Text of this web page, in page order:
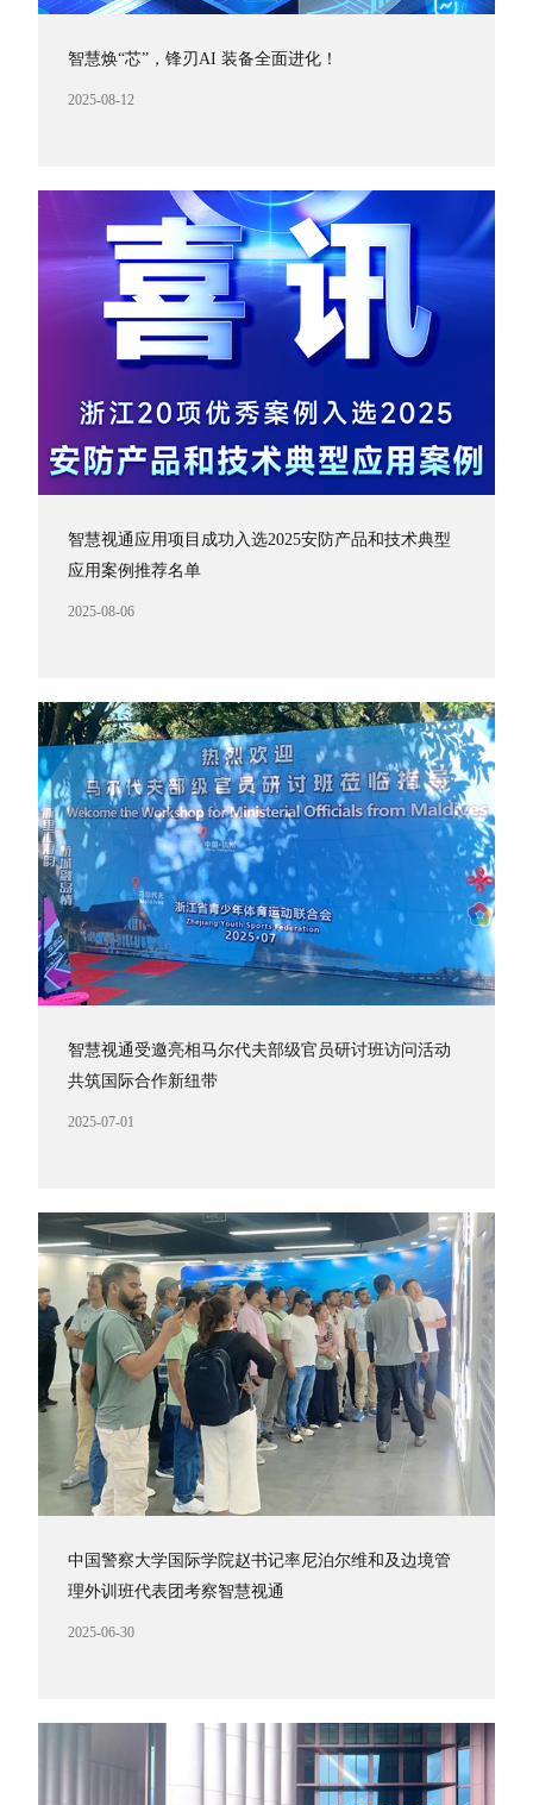
智慧焕“芯”，锋刃AI 装备全面进化！
2025-08-12
智慧视通应用项目成功入选2025安防产品和技术典型
应用案例推荐名单
2025-08-06
智慧视通受邀亮相马尔代夫部级官员研讨班访问活动
共筑国际合作新纽带
2025-07-01
中国警察大学国际学院赵书记率尼泊尔维和及边境管
理外训班代表团考察智慧视通
2025-06-30